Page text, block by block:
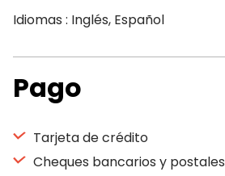
Idiomas : Inglés, Español
Pago
Tarjeta de crédito
Cheques bancarios y postales